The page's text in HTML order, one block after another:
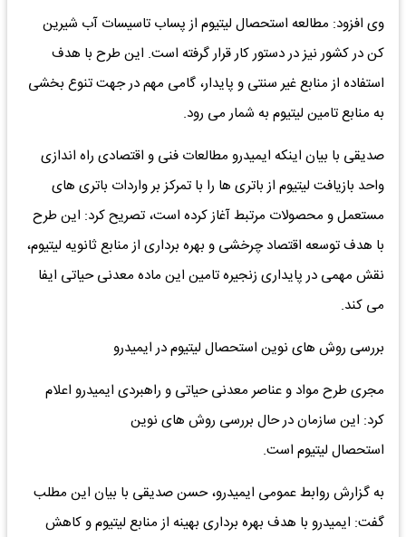
وی افزود: مطالعه استحصال لیتیوم از پساب تاسیسات آب شیرین
کن در کشور نیز در دستور کار قرار گرفته است. این طرح با هدف
استفاده از منابع غیر سنتی و پایدار، گامی مهم در جهت تنوع بخشی
به منابع تامین لیتیوم به شمار می رود.
صدیقی با بیان اینکه ایمیدرو مطالعات فنی و اقتصادی راه اندازی
واحد بازیافت لیتیوم از باتری ها را با تمرکز بر واردات باتری های
مستعمل و محصولات مرتبط آغاز کرده است، تصریح کرد: این طرح
با هدف توسعه اقتصاد چرخشی و بهره برداری از منابع ثانویه لیتیوم،
نقش مهمی در پایداری زنجیره تامین این ماده معدنی حیاتی ایفا
می کند.
بررسی روش های نوین استحصال لیتیوم در ایمیدرو
مجری طرح مواد و عناصر معدنی حیاتی و راهبردی ایمیدرو اعلام
کرد: این سازمان در حال بررسی روش های نوین
استحصال لیتیوم است.
به گزارش روابط عمومی ایمیدرو، حسن صدیقی با بیان این مطلب
گفت: ایمیدرو با هدف بهره برداری بهینه از منابع لیتیوم و کاهش